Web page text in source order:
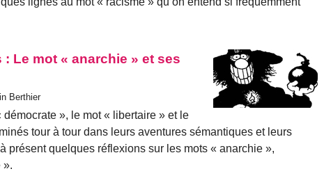
Le mot « anarchie » et ses
Berthier
», le mot « libertaire » et le
tour à tour dans leurs aventures sémantiques et leurs
présent quelques réflexions sur les mots « anarchie »,
».